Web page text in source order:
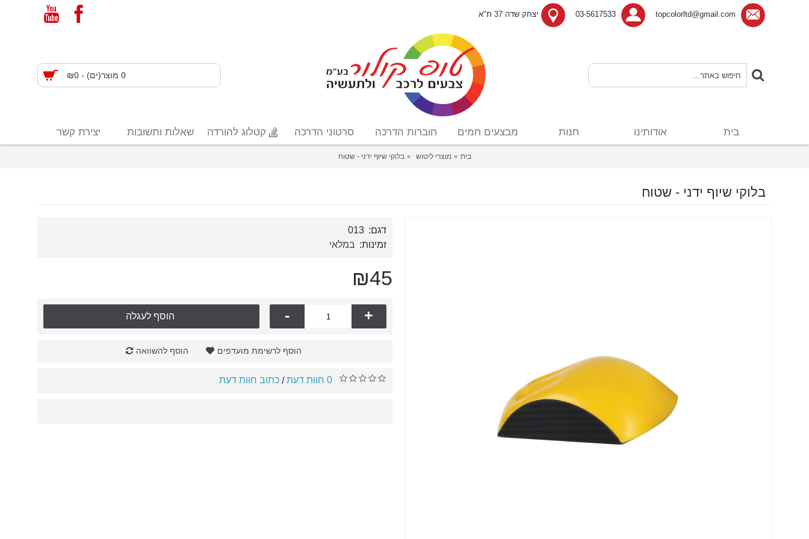
topcolorltd@gmail.com
03-5617533 יצחק שדה 37 ת"א
0 מוצר(ים) - ₪0
בית אודותינו חנות מבצעים חמים חוברות הדרכה סרטוני הדרכה קטלוג להורדה שאלות ותשובות יצירת קשר
בית מוצרי ליטוש בלוקי שיוף ידני - שטוח
בלוקי שיוף ידני - שטוח
דגם: 013
זמינות: במלאי
₪45
- + הוסף לעגלה
הוסף לרשימת מועדפים הוסף להשוואה
0 חוות דעת / כתוב חוות דעת